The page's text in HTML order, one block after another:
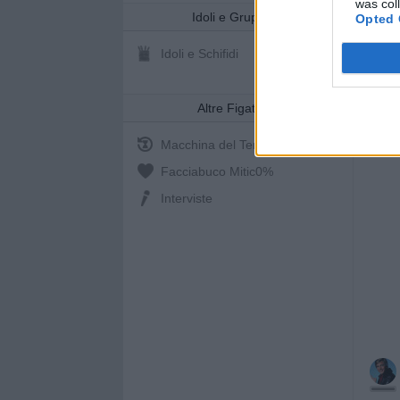
was
Opted
Idoli e Gruppi
Idoli e Schifidi
Altre Figate
Macchina del Tempo
Facciabuco Mitic0%
Interviste